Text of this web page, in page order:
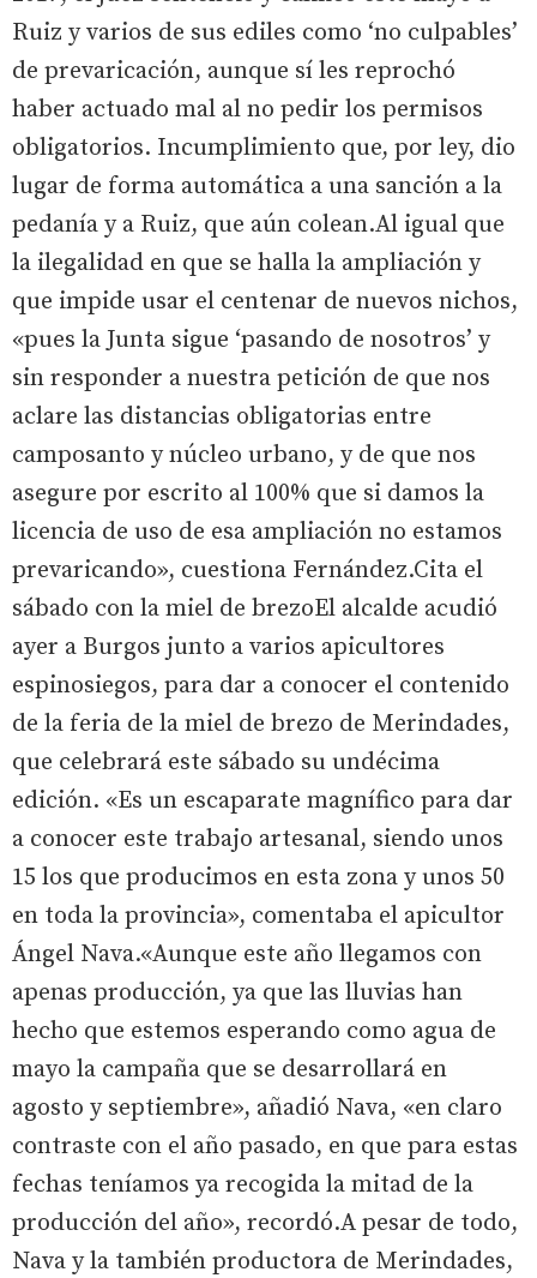
Ruiz y varios de sus ediles como ‘no culpables’
de prevaricación, aunque sí les reprochó
haber actuado mal al no pedir los permisos
obligatorios. Incumplimiento que, por ley, dio
lugar de forma automática a una sanción a la
pedanía y a Ruiz, que aún colean.Al igual que
la ilegalidad en que se halla la ampliación y
que impide usar el centenar de nuevos nichos,
«pues la Junta sigue ‘pasando de nosotros’ y
sin responder a nuestra petición de que nos
aclare las distancias obligatorias entre
camposanto y núcleo urbano, y de que nos
asegure por escrito al 100% que si damos la
licencia de uso de esa ampliación no estamos
prevaricando», cuestiona Fernández.Cita el
sábado con la miel de brezoEl alcalde acudió
ayer a Burgos junto a varios apicultores
espinosiegos, para dar a conocer el contenido
de la feria de la miel de brezo de Merindades,
que celebrará este sábado su undécima
edición. «Es un escaparate magnífico para dar
a conocer este trabajo artesanal, siendo unos
15 los que producimos en esta zona y unos 50
en toda la provincia», comentaba el apicultor
Ángel Nava.«Aunque este año llegamos con
apenas producción, ya que las lluvias han
hecho que estemos esperando como agua de
mayo la campaña que se desarrollará en
agosto y septiembre», añadió Nava, «en claro
contraste con el año pasado, en que para estas
fechas teníamos ya recogida la mitad de la
producción del año», recordó.A pesar de todo,
Nava y la también productora de Merindades,